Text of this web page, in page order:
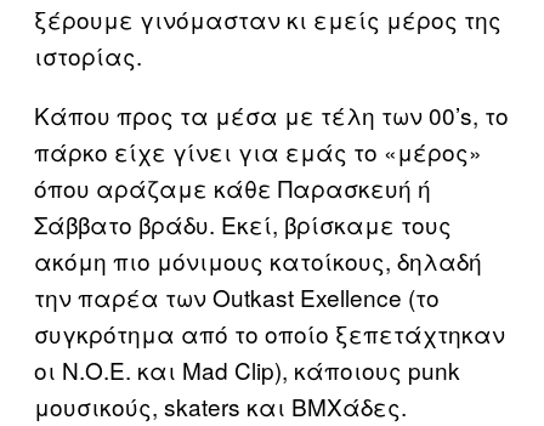
ξέρουμε γινόμασταν κι εμείς μέρος της
ιστορίας.
Κάπου προς τα μέσα με τέλη των 00’s, το
πάρκο είχε γίνει για εμάς το «μέρος»
όπου αράζαμε κάθε Παρασκευή ή
Σάββατο βράδυ. Εκεί, βρίσκαμε τους
ακόμη πιο μόνιμους κατοίκους, δηλαδή
την παρέα των Outkast Exellence (το
συγκρότημα από το οποίο ξεπετάχτηκαν
οι Ν.Ο.Ε. και Mad Clip), κάποιους punk
μουσικούς, skaters και BMXάδες.